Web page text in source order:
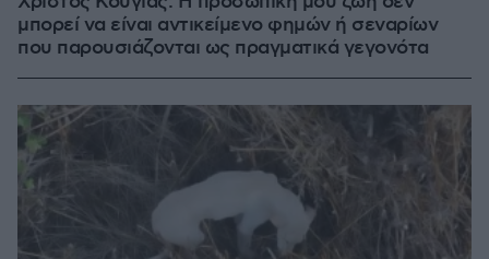
μπορεί να είναι αντικείμενο φημών ή σεναρίων
που παρουσιάζονται ως πραγματικά γεγονότα